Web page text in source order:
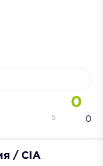
0
0
5
/ CIA